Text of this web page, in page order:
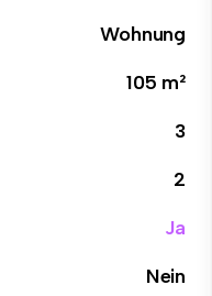
Wohnung
105 m²
3
2
Ja
Nein